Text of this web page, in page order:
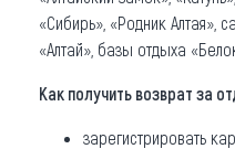
«Сибирь», «Родник Алтая»,
«Алтай», базы отдыха
Как получить возврат за
зарегистрировать